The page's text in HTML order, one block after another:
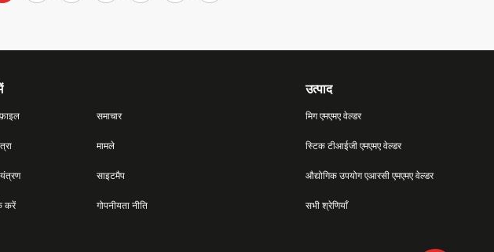
करें
समाचार
मामले
साइटमैप
गोपनीयता नीति
उत्पाद
मिग एमएमए वेल्डर
स्टिक टीआईजी एमएमए वेल्डर
औद्योगिक उपयोग एआरसी एमएमए वेल्डर
सभी श्रेणियाँ